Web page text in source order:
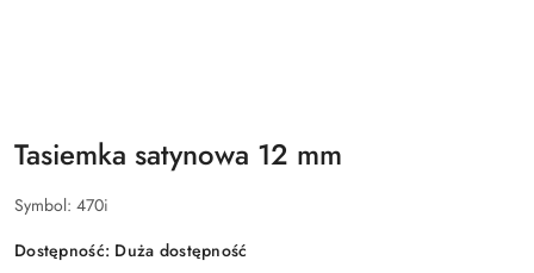
Tasiemka satynowa 12 mm
Symbol: 470i
Dostępność: Duża dostępność